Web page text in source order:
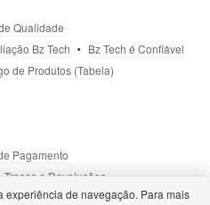
Qualidade
Bz Tech
Bz Tech é Confiável
de Produtos (Tabela)
Pagamento
Trocas e Devoluções
de Uso Site Seguro
experiência de navegação. Para mais